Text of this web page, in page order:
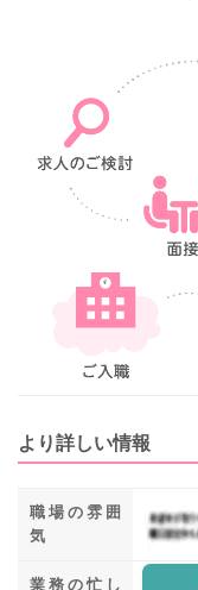
より詳しい情報
職場の雰囲
気
業務の忙し